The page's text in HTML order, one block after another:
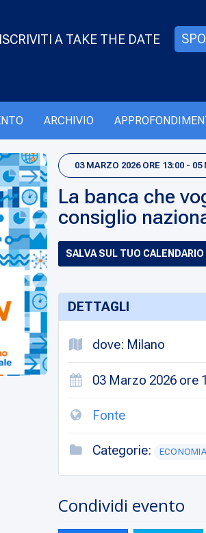
ISCRIVITI A TAKE THE DATE
ARCHIVIO
03 MARZO 2026 ORE 13:00 -
La banca che
consiglio
SALVA SUL TUO CALENDARIO
DETTAGLI
dove: Milano
03 Marzo 2026 ore
Fonte
Categorie:
Condividi evento